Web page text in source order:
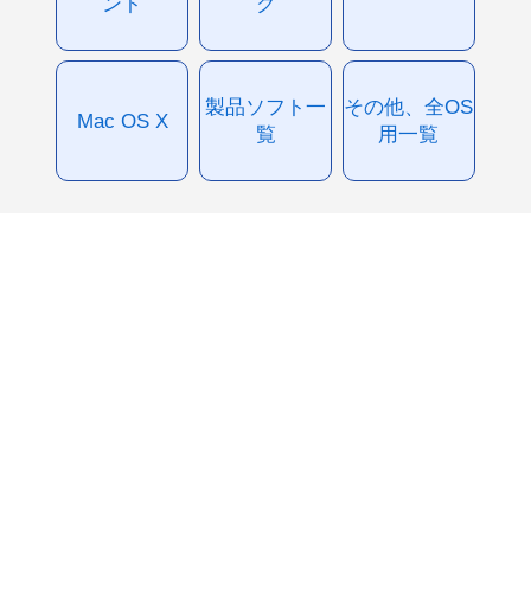
Mac OS X
製品ソフト一
覧
その他、全OS
用一覧